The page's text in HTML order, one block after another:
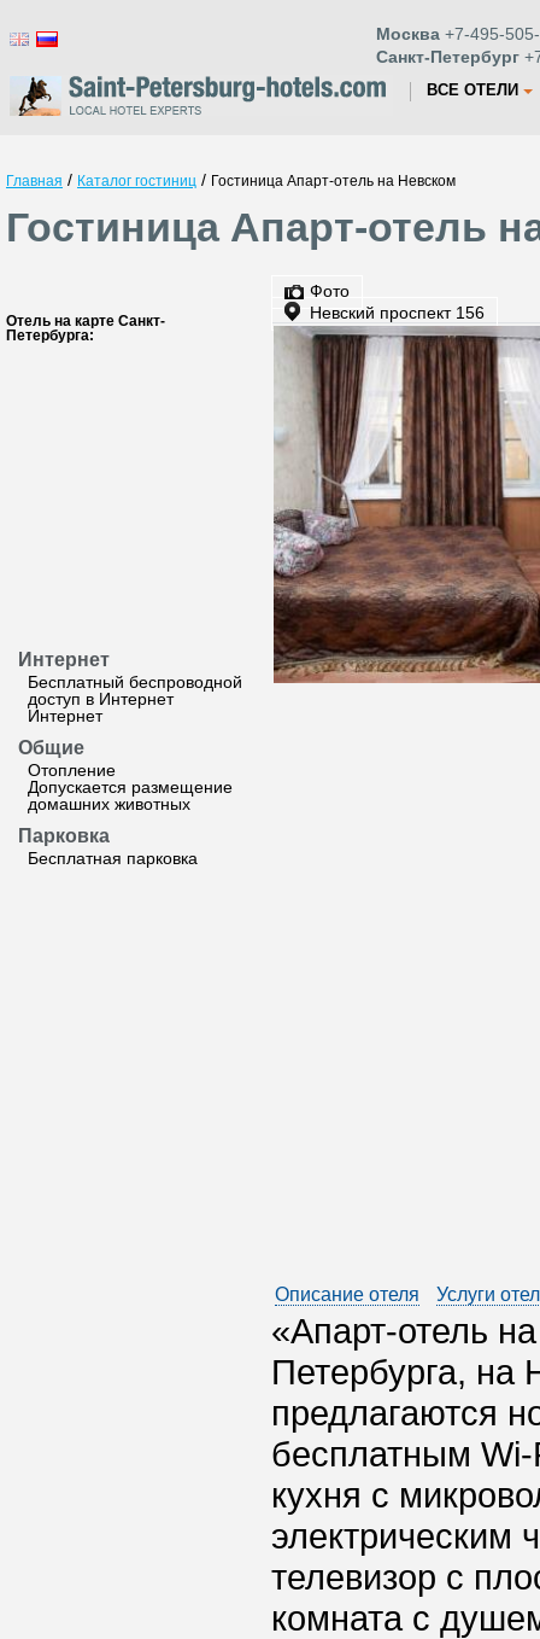
Москва +7-495-
Санкт-Петербург
ВСЕ ОТЕЛИ
Главная / Каталог гостиниц / Гостиница Апарт-отель на Невском
Гостиница Апарт-отель
Отель на карте Санкт-
Петербурга:
Интернет
Бесплатный беспроводной
доступ в Интернет
Интернет
Общие
Отопление
Допускается размещение
домашних животных
Парковка
Бесплатная парковка
Фото
Невский проспект 156
Описание отеля Услуги
«Апарт-отель
Петербурга, на
предлагаются
бесплатным
кухня с
электрическим
телевизор с
комната с